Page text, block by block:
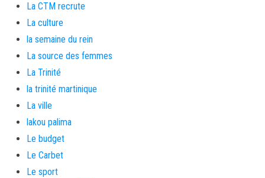
La CTM recrute
La culture
la semaine du rein
La source des femmes
La Trinité
la trinité martinique
La ville
lakou palima
Le budget
Le Carbet
Le sport